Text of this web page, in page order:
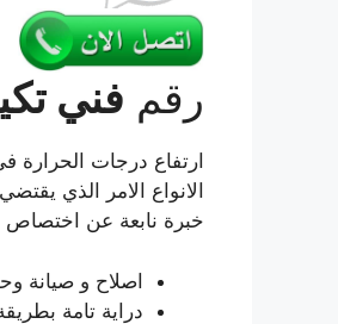
رقم فني
ارتفاع درجات الحرارة
الانواع الامر الذي
خبرة نابعة عن اختصاص
اصلاح و صيانة
دراية تامة